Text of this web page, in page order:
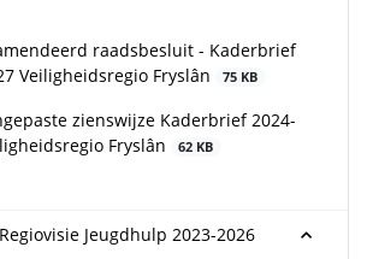
raadsbesluit - Kaderbrief
Veiligheidsregio Fryslân
75 KB
zienswijze Kaderbrief 2024-
Fryslân
62 KB
Jeugdhulp 2023-2026